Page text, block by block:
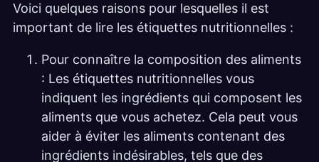
Voici quelques raisons pour lesquelles il est
important de lire les étiquettes nutritionnelles :
Pour connaître la composition des aliments
: Les étiquettes nutritionnelles vous
indiquent les ingrédients qui composent les
aliments que vous achetez. Cela peut vous
aider à éviter les aliments contenant des
ingrédients indésirables, tels que des